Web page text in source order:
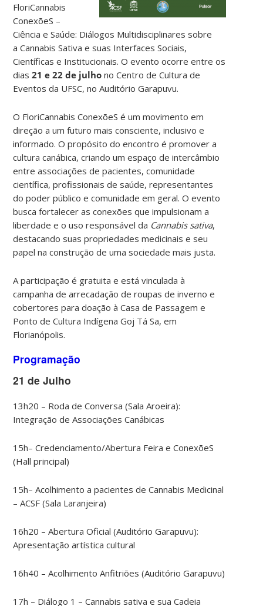
FloriCannabis
ConexõeS –
Ciência e Saúde: Diálogos Multidisciplinares sobre
aCannabis Sativa e suas Interfaces Sociais,
Científicas e Institucionais. O evento ocorre entre os
dias 21 e 22 de julho no Centro de Cultura de
Eventos da UFSC, no Auditório Garapuvu.
O FloriCannabis ConexõeS é um movimento em
direção a um futuro mais consciente, inclusivo e
informado. O propósito do encontro é promover a
cultura canábica, criando um espaço de intercâmbio
entre associações de pacientes, comunidade
científica, profissionais de saúde, representantes
do poder público e comunidade em geral. O evento
busca fortalecer as conexões que impulsionam a
liberdade e o uso responsável da Cannabis sativa,
destacando suas propriedades medicinais e seu
papel na construção de uma sociedade mais justa.
A participação é gratuita e está vinculada à
campanha de arrecadação de roupas de inverno e
cobertores para doação à Casa de Passagem e
Ponto de Cultura Indígena Goj Tá Sa, em
Florianópolis.
Programação
21 de Julho
13h20 – Roda de Conversa (Sala Aroeira):
Integração de Associações Canábicas
15h– Credenciamento/Abertura Feira e ConexõeS
(Hall principal)
15h– Acolhimento a pacientes de Cannabis Medicinal
– ACSF (Sala Laranjeira)
16h20 – Abertura Oficial (Auditório Garapuvu):
Apresentação artística cultural
16h40 – Acolhimento Anfitriões (Auditório Garapuvu)
17h – Diálogo 1 – Cannabis sativa e sua Cadeia